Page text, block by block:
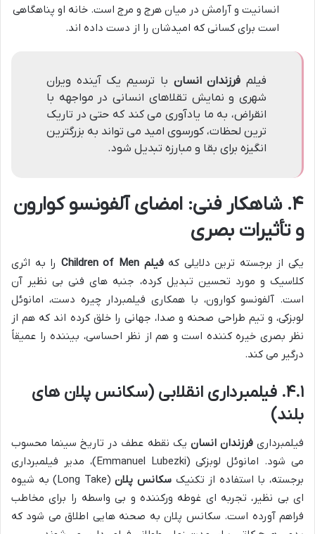
انسانیت و آرامش در میان هرج و مرج است. خانه او پناهگاهی
است برای کسانی که امیدشان را از دست داده اند.
فیلم فرزندان انسان با ترسیم یک آینده ویران
شهری و نمایش تقلاهای انسانی در مواجهه با
انقراض، به ما یادآوری می کند که حتی در تاریک
ترین لحظات، کورسوی امید می تواند به بزرگترین
انگیزه برای بقا و مبارزه تبدیل شود.
۴. شاهکار فنی: امضای آلفونسو کوارون
و تأثیرات بصری
یکی از برجسته ترین دلایلی کهفیلم Children of Men
را به اثری
کلاسیک و مورد تحسین تبدیل کرده، جنبه های فنی بی نظیر آن
است. آلفونسو کوارون، با همکاری فیلمبردار چیره دست، امانوئل
لوبزکی، و تیم طراحی صحنه و صدا، جهانی را خلق کرده اند که هم از
نظر بصری خیره کننده است و هم از نظر احساسی، بیننده را عمیقاً
درگیر می کند.
۴.۱. فیلمبرداری انقلابی (سکانس پلان های
بلند)
فیلمبرداریفرزندان انسان یک نقطه عطف در تاریخ سینما محسوب
می شود. امانوئل لوبزکی (Emmanuel Lubezki)، مدیر فیلمبرداری
برجسته، با استفاده از تکنیک سکانس پلان
(Long Take) به شیوه
ای بی نظیر، تجربه ای غوطه ورکننده و بی واسطه را برای مخاطب
فراهم آورده است. سکانس پلان به صحنه هایی اطلاق می شود که